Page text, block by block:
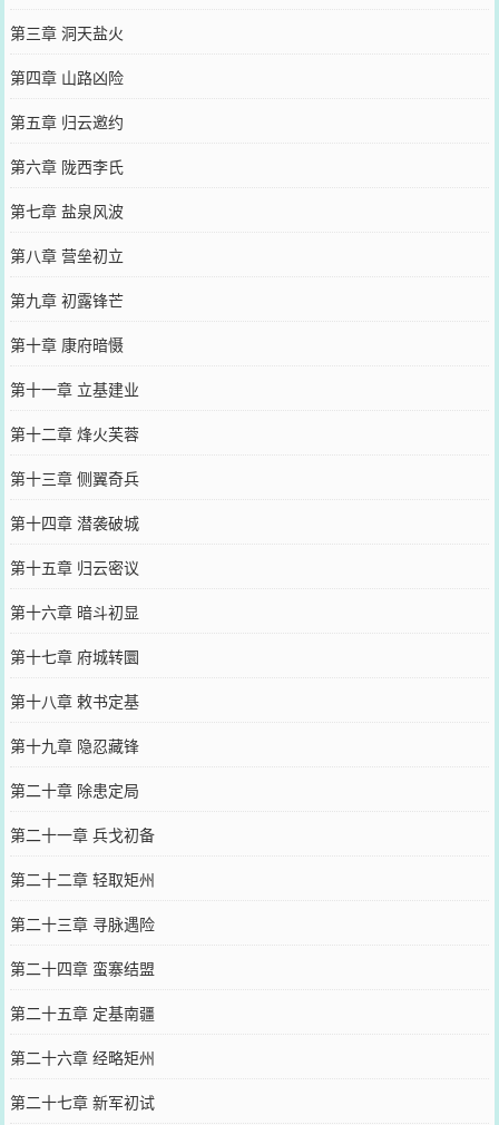
第三章 洞天盐火
第四章 山路凶险
第五章 归云邀约
第六章 陇西李氏
第七章 盐泉风波
第八章 营垒初立
第九章 初露锋芒
第十章 康府暗慑
第十一章 立基建业
第十二章 烽火芙蓉
第十三章 侧翼奇兵
第十四章 潜袭破城
第十五章 归云密议
第十六章 暗斗初显
第十七章 府城转圜
第十八章 敕书定基
第十九章 隐忍藏锋
第二十章 除患定局
第二十一章 兵戈初备
第二十二章 轻取矩州
第二十三章 寻脉遇险
第二十四章 蛮寨结盟
第二十五章 定基南疆
第二十六章 经略矩州
第二十七章 新军初试